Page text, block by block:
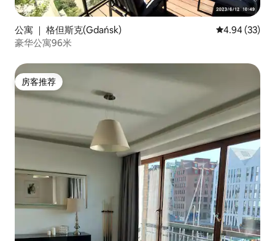
公寓 ｜ 格但斯克(Gdańsk) 平均评分
4.94 (33)
豪华公寓96米
房客推荐
房客推荐